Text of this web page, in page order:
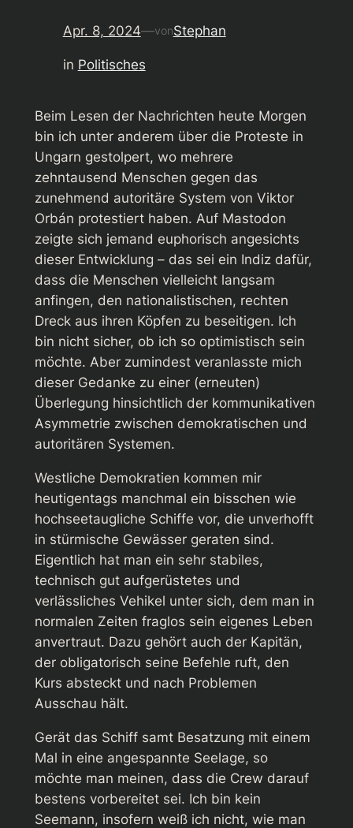
Apr. 8, 2024—vonStephan
in Politisches
Beim Lesen der Nachrichten heute Morgen
bin ich unter anderem über die Proteste in
Ungarn gestolpert, wo mehrere
zehntausend Menschen gegen das
zunehmend autoritäre System von Viktor
Orbán protestiert haben. Auf Mastodon
zeigte sich jemand euphorisch angesichts
dieser Entwicklung – das sei ein Indiz dafür,
dass die Menschen vielleicht langsam
anfingen, den nationalistischen, rechten
Dreck aus ihren Köpfen zu beseitigen. Ich
bin nicht sicher, ob ich so optimistisch sein
möchte. Aber zumindest veranlasste mich
dieser Gedanke zu einer (erneuten)
Überlegung hinsichtlich der kommunikativen
Asymmetrie zwischen demokratischen und
autoritären Systemen.
Westliche Demokratien kommen mir
heutigentags manchmal ein bisschen wie
hochseetaugliche Schiffe vor, die unverhofft
in stürmische Gewässer geraten sind.
Eigentlich hat man ein sehr stabiles,
technisch gut aufgerüstetes und
verlässliches Vehikel unter sich, dem man in
normalen Zeiten fraglos sein eigenes Leben
anvertraut. Dazu gehört auch der Kapitän,
der obligatorisch seine Befehle ruft, den
Kurs absteckt und nach Problemen
Ausschau hält.
Gerät das Schiff samt Besatzung mit einem
Mal in eine angespannte Seelage, so
möchte man meinen, dass die Crew darauf
bestens vorbereitet sei. Ich bin kein
Seemann, insofern weiß ich nicht, wie man